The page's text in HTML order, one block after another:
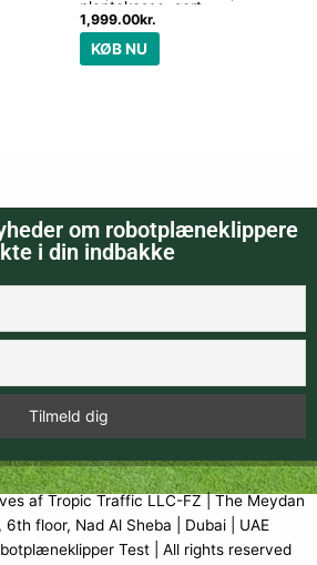
plantekasse, sort
1,999.00kr.
KØB NU
om robotplæneklippere
i din indbakke
af Tropic Traffic LLC-FZ | The Meydan
6th floor, Nad Al Sheba | Dubai | UAE
Test | All rights reserved